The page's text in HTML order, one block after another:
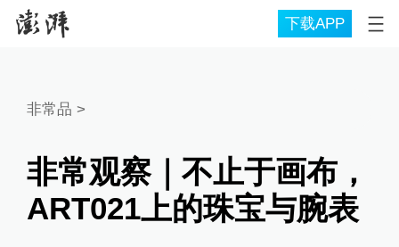
下载APP
非常品 >
非常观察｜不止于画布，
ART021上的珠宝与腕表